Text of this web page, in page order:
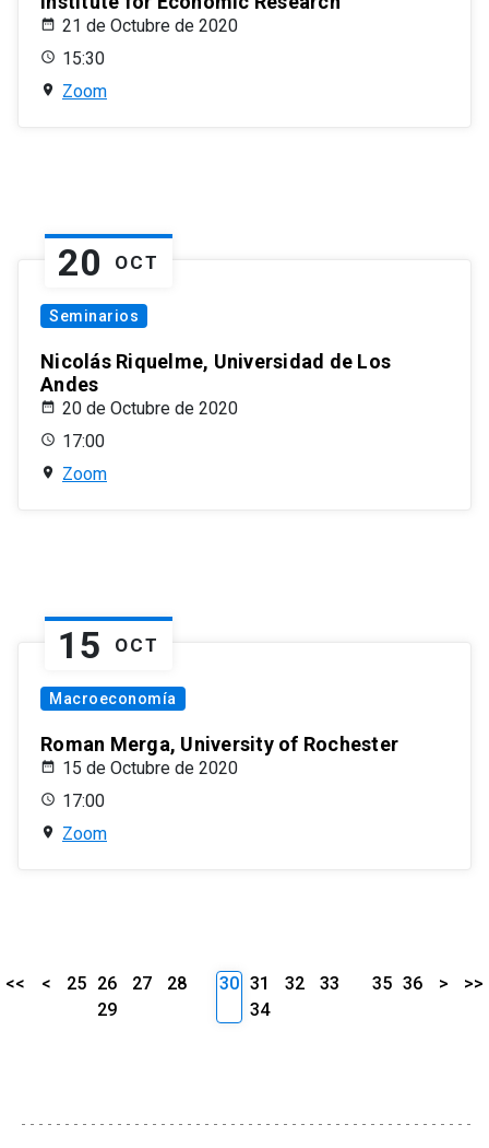
21 de Octubre de 2020
15:30
Zoom
20 OCT
Seminarios
Nicolás Riquelme, Universidad de Los
Andes
20 de Octubre de 2020
17:00
Zoom
15 OCT
Macroeconomía
Roman Merga, University of Rochester
15 de Octubre de 2020
17:00
Zoom
<< < 25 26 27
28
29
30 31 32
33
34
35 36 > >>